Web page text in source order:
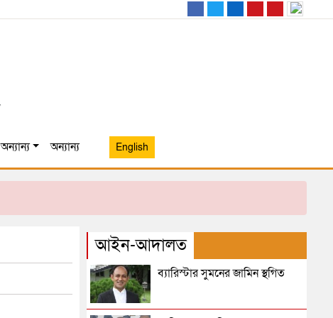
অন্যান্য অন্যান্য English
আইন-আদালত
ব্যারিস্টার সুমনের জামিন স্থগিত